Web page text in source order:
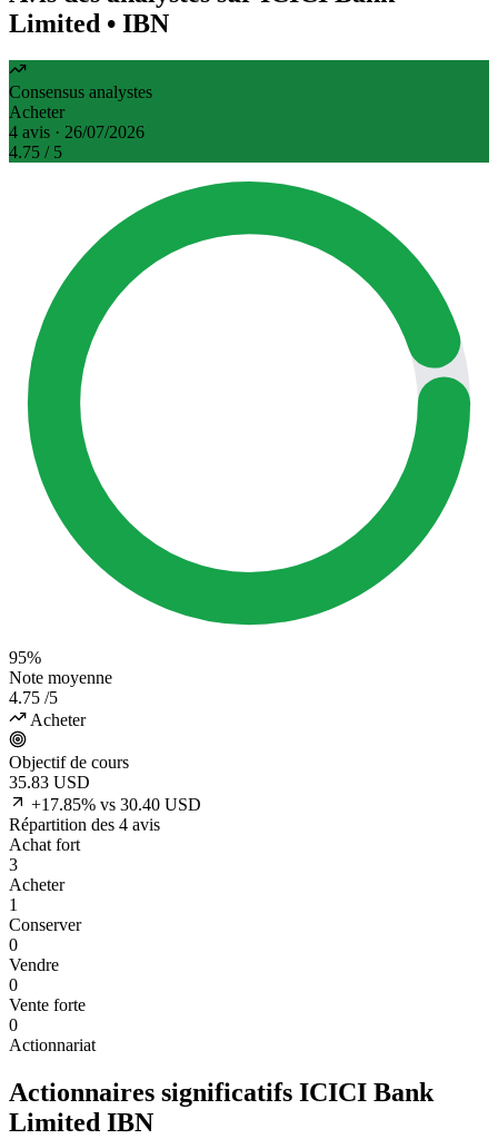
Limited • IBN
Consensus analystes
Acheter
4 avis · 26/07/2026
4.75 / 5
95%
Note moyenne
4.75 /5
Acheter
Objectif de cours
35.83 USD
+17.85% vs 30.40 USD
Répartition des 4 avis
Achat fort
3
Acheter
1
Conserver
0
Vendre
0
Vente forte
0
Actionnariat
Actionnaires significatifs ICICI Bank
Limited IBN